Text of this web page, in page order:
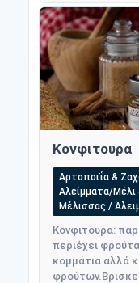
Κονφιτουρα
Αρτοποιΐα &
Αλείμματα/Μέλι
Μέλισσας /
Κονφιτουρα:
περιέχει
κομμάτια αλλά